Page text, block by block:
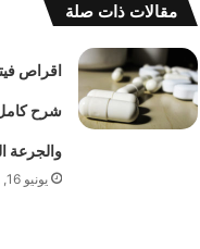
مقالات ذات صلة
شرح كامل
والجرعة
يونيو 16, 2022